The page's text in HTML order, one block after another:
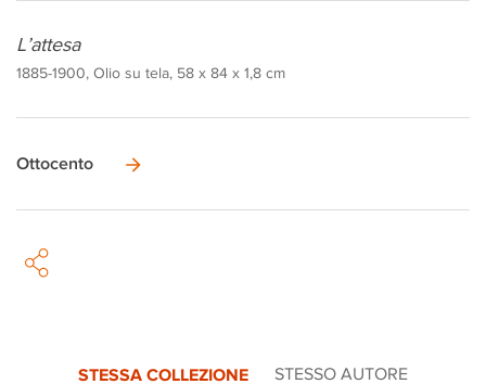
L’attesa
1885-1900, Olio su tela, 58 x 84 x 1,8 cm
Ottocento
STESSA COLLEZIONE STESSO AUTORE